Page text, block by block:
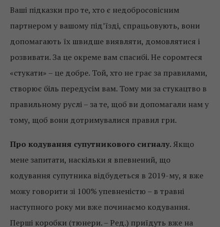
Ваші підказки про те, хто є недобросовісним
партнером у вашому під’їзді, спрацьовують, вони
допомагають їх швидше виявляти, домовлятися і
розвивати. За це окреме вам спасибі. Не соромтеся
«стукати» – це добре. Той, хто не грає за правилами,
створює біль передусім вам. Тому ми за стукацтво в
правильному руслі – за те, щоб ви допомагали нам у
тому, щоб вони дотримувалися правил гри.
Про кодування супутникового сигналу.Якщо
мене запитати, наскільки я впевнений, що
кодування супутника відбудеться в 2019-му, я вже
можу говорити зі 100% упевненістю – в травні
наступного року ми вже починаємо кодування.
Перші коробки (тюнери. – Ред.) приїдуть вже на